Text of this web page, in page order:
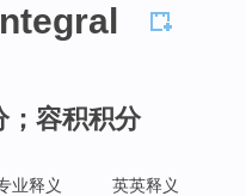
；容积积分
业释义 英英释义